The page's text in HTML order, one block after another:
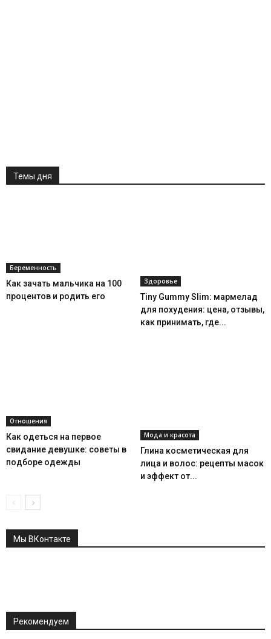
Темы дня
Беременность
Как зачать мальчика на 100
процентов и родить его
Здоровье
Tiny Gummy Slim: мармелад
для похудения: цена, отзывы,
как принимать, где...
Отношения
Как одеться на первое
свидание девушке: советы в
подборе одежды
Мода и красота
Глина косметическая для
лица и волос: рецепты масок
и эффект от...
Мы ВКонтакте
Рекомендуем